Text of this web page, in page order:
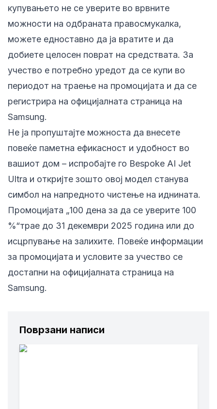
купувањето не се уверите во врвните
можности на одбраната правосмукалка,
можете едноставно да ја вратите и да
добиете целосен поврат на средствата. За
учество е потребно уредот да се купи во
периодот на траење на промоцијата и да се
регистрира на официјалната страница на
Samsung.
Не ја пропуштајте можноста да внесете
повеќе паметна ефикасност и удобност во
вашиот дом – испробајте го Bespoke AI Jet
Ultra и откријте зошто овој модел станува
симбол на напредното чистење на иднината.
Промоцијата „100 дена за да се уверите 100
%“трае до 31 декември 2025 година или до
исцрпување на залихите. Повеќе информации
за промоцијата и условите за учество се
достапни на официјалната страница на
Samsung.
Поврзани написи